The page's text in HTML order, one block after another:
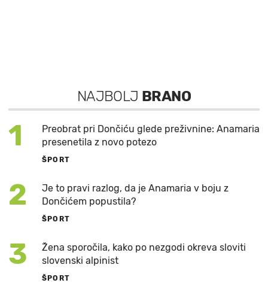
NAJBOLJ BRANO
1
Preobrat pri Dončiću glede preživnine: Anamaria
presenetila z novo potezo
ŠPORT
2
Je to pravi razlog, da je Anamaria v boju z
Dončićem popustila?
ŠPORT
3
Žena sporočila, kako po nezgodi okreva sloviti
slovenski alpinist
ŠPORT